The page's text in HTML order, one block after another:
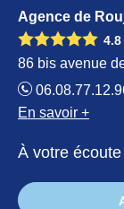
Agence de
4.8
86 bis avenue
En savoir +
À votre